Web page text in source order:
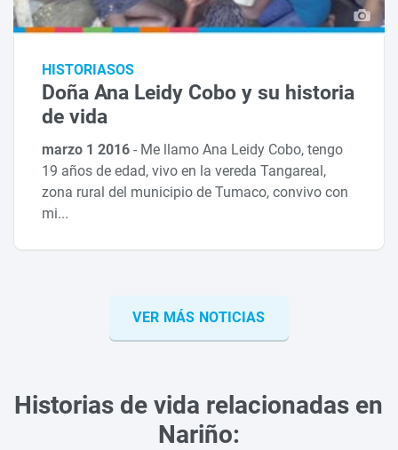
HISTORIASOS
Doña Ana Leidy Cobo y su historia
de vida
marzo 1 2016- Me llamo Ana Leidy Cobo, tengo
19 años de edad, vivo en la vereda Tangareal,
zona rural del municipio de Tumaco, convivo con
mi...
VER MÁS NOTICIAS
Historias de vida relacionadas en
Nariño: